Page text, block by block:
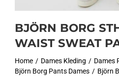
BJÖRN BORG
WAIST SWEAT
Home Dames Kleding
Dames
Björn Borg Pants Dames
Björn